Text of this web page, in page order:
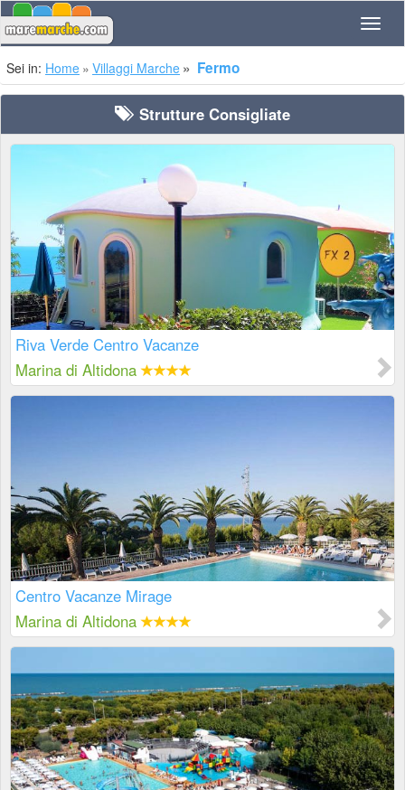
Sei in: Home Villaggi Marche Fermo
Strutture Consigliate
Riva Verde Centro Vacanze
Marina di Altidona
Centro Vacanze Mirage
Marina di Altidona